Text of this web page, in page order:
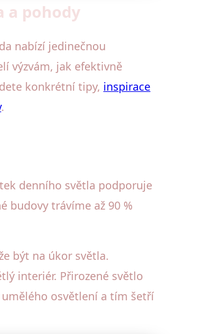
a pohody
nabízí jedinečnou
výzvám, jak efektivně
konkrétní tipy, inspirace
.
denního světla podporuje
budovy trávíme až 90 %
být na úkor světla.
interiér. Přirozené světlo
osvětlení a tím šetří